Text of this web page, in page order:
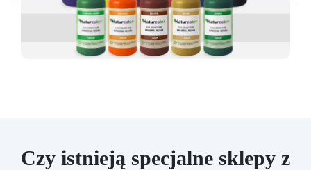
Czy istnieją specjalne sklepy z